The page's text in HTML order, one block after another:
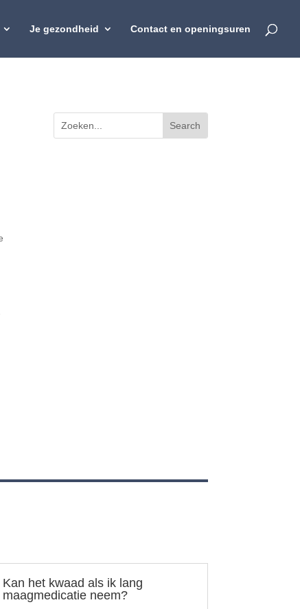
Je gezondheid Contact en openingsuren
Kan het kwaad als ik lang
maagmedicatie neem?